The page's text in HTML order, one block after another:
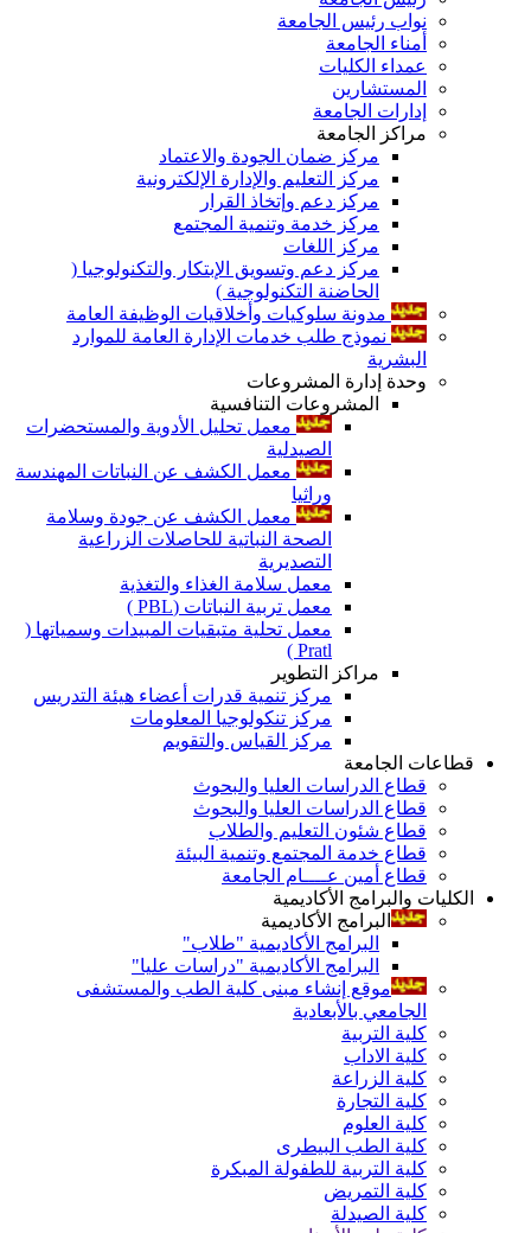
نواب رئيس الجامعة
أمناء الجامعة
عمداء الكليات
المستشارين
إدارات الجامعة
مراكز الجامعة
مركز ضمان الجودة والاعتماد
مركز التعليم والإدارة الإلكترونية
مركز دعم وإتخاذ القرار
مركز خدمة وتنمية المجتمع
مركز اللغات
مركز دعم وتسويق الإبتكار والتكنولوجيا (
الحاضنة التكنولوجية )
مدونة سلوكيات وأخلاقيات الوظيفة العامة
نموذج طلب خدمات الإدارة العامة للموارد
البشرية
وحدة إدارة المشروعات
المشروعات التنافسية
معمل تحليل الأدوية والمستحضرات
الصيدلية
معمل الكشف عن النباتات المهندسة
وراثيا
معمل الكشف عن جودة وسلامة
الصحة النباتية للحاصلات الزراعية
التصديرية
معمل سلامة الغذاء والتغذية
معمل تربية النباتات (PBL )
معمل تحلية متبقيات المبيدات وسمياتها (
Pratl )
مراكز التطوير
مركز تنمية قدرات أعضاء هيئة التدريس
مركز تنكولوجيا المعلومات
مركز القياس والتقويم
قطاعات الجامعة
قطاع الدراسات العليا والبحوث
قطاع الدراسات العليا والبحوث
قطاع شئون التعليم والطلاب
قطاع خدمة المجتمع وتنمية البيئة
قطاع أمين عــــام الجامعة
الكليات والبرامج الأكاديمية
البرامج الأكاديمية
البرامج الأكاديمية "طلاب"
البرامج الأكاديمية "دراسات عليا"
موقع إنشاء مبنى كلية الطب والمستشفى
الجامعي بالأبعادية
كلية التربية
كلية الاداب
كلية الزراعة
كلية التجارة
كلية العلوم
كلية الطب البيطرى
كلية التربية للطفولة المبكرة
كلية التمريض
كلية الصيدلة